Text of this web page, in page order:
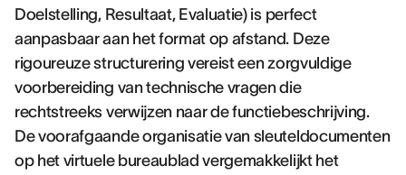
Doelstelling, Resultaat, Evaluatie) is perfect
aanpasbaar aan het format op afstand. Deze
rigoureuze structurering vereist een zorgvuldige
voorbereiding van technische vragen die
rechtstreeks verwijzen naar de functiebeschrijving.
De voorafgaande organisatie van sleuteldocumenten
op het virtuele bureaublad vergemakkelijkt het